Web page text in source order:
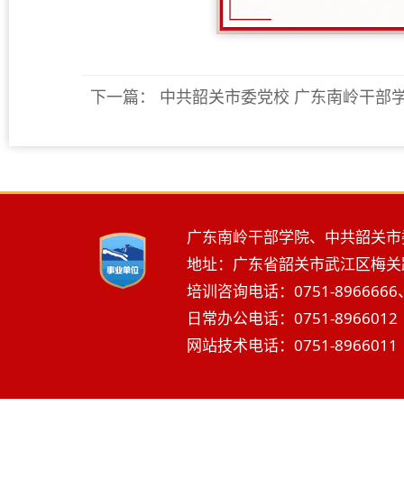
下一篇： 中共韶关市委党校 广东南岭干部
广东南岭干部学院、中共韶关
地址：广东省韶关市武江区梅
培训咨询电话：0751-
日常办公电话：0751-
网站技术电话：0751-